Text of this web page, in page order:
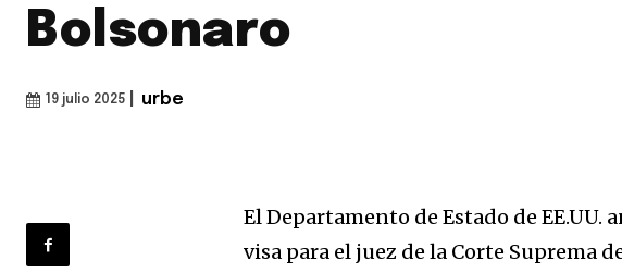
Bolsonaro
19 julio 2025 urbe
El Departamento de Estado de
visa para el juez de la Corte Suprema